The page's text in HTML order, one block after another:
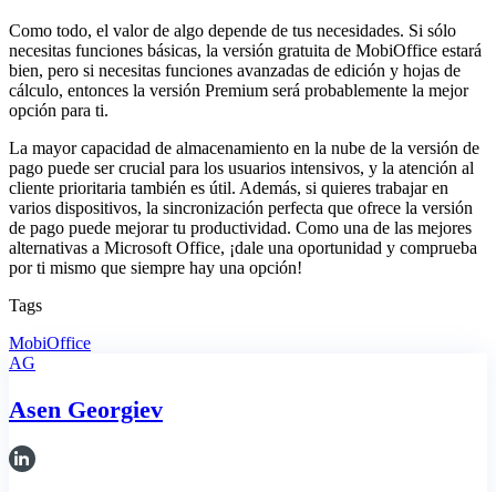
Como todo, el valor de algo depende de tus necesidades. Si sólo
necesitas funciones básicas, la versión gratuita de MobiOffice estará
bien, pero si necesitas funciones avanzadas de edición y hojas de
cálculo, entonces la versión Premium será probablemente la mejor
opción para ti.
La mayor capacidad de almacenamiento en la nube de la versión de
pago puede ser crucial para los usuarios intensivos, y la atención al
cliente prioritaria también es útil. Además, si quieres trabajar en
varios dispositivos, la sincronización perfecta que ofrece la versión
de pago puede mejorar tu productividad. Como una de las mejores
alternativas a Microsoft Office, ¡dale una oportunidad y comprueba
por ti mismo que siempre hay una opción!
Tags
MobiOffice
AG
Asen Georgiev